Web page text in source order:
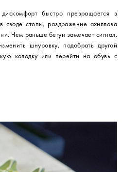
быстро превращается в
своде стопы, раздражение ахиллова
Чем раньше бегун замечает сигнал,
шнуровку, подобрать другой
колодку или перейти на обувь с